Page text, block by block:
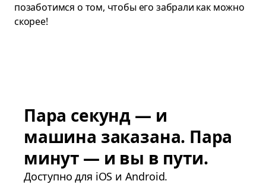
позаботимся о том, чтобы его забрали как можно
скорее!
Пара секунд — и
машина заказана. Пара
минут — и вы в пути.
Доступно для iOS и Android.